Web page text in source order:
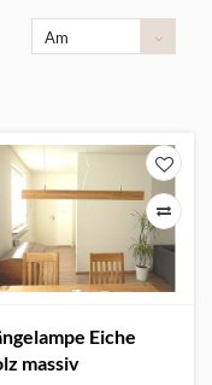
Am
Eiche
massiv